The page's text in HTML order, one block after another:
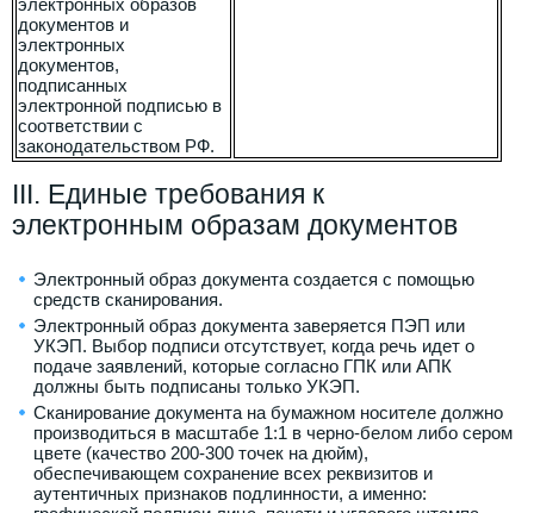
электронных образов
документов и
электронных
документов,
подписанных
электронной подписью в
соответствии с
законодательством РФ.
III. Единые требования к
электронным образам документов
Электронный образ документа создается с помощью
средств сканирования.
Электронный образ документа заверяется ПЭП или
УКЭП. Выбор подписи отсутствует, когда речь идет о
подаче заявлений, которые согласно ГПК или АПК
должны быть подписаны только УКЭП.
Сканирование документа на бумажном носителе должно
производиться в масштабе 1:1 в черно-белом либо сером
цвете (качество 200-300 точек на дюйм),
обеспечивающем сохранение всех реквизитов и
аутентичных признаков подлинности, а именно: